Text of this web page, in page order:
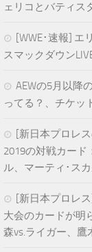
ェリコとバティス
[WWE･速報] エ
スマックダウン
AEWの5月以降
ってる？、チケッ
[新日本プロレス
2019の対戦カード
ル、マーティ･ス
[新日本プロレ
大会のカードが明
森vs.ライガー、鷹